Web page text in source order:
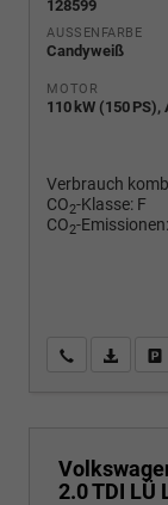
128599
AUSSENFARBE
Candyweiß
MOTOR
110 kW (150
Verbrauch
CO2-Klasse: F
CO2-Emissionen:
Wir rufen Sie an
PDF-
2.0 TDI LÜ